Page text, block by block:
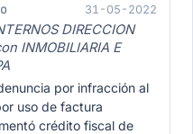
31-05-2022
DIRECCION
INMOBILIARIA E
por infracción al
uso de factura
crédito fiscal de